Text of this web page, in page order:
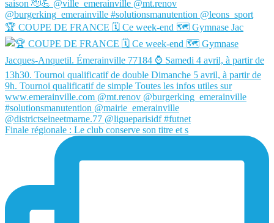
🏆 COUPE DE FRANCE 🗓️ Ce week-end 🗺️ Gymnase Jac
Finale régionale : Le club conserve son titre et s